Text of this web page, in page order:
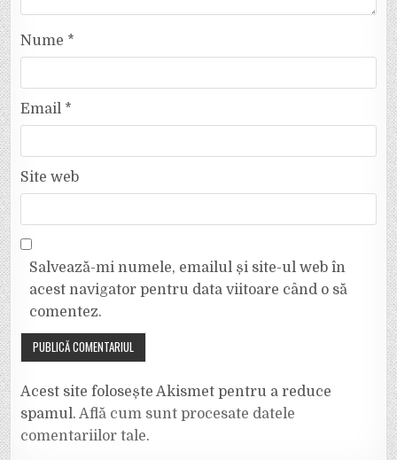
Nume *
Email *
Site web
Salvează-mi numele, emailul și site-ul web în
acest navigator pentru data viitoare când o să
comentez.
Acest site folosește Akismet pentru a reduce
spamul.Află cum sunt procesate datele
comentariilor tale.